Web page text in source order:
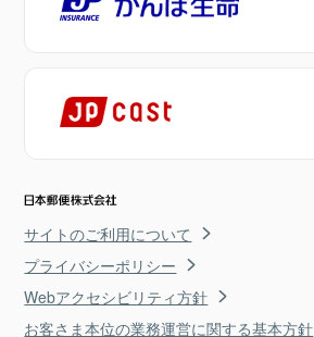
サイトのご利用について
プライバシーポリシー
Webアクセシビリティ方針
お客さま本位の業務運営に関する基本方針